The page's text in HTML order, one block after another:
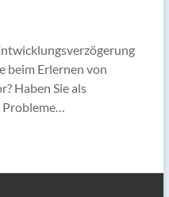
beim Erlernen von
Haben Sie als
Probleme…